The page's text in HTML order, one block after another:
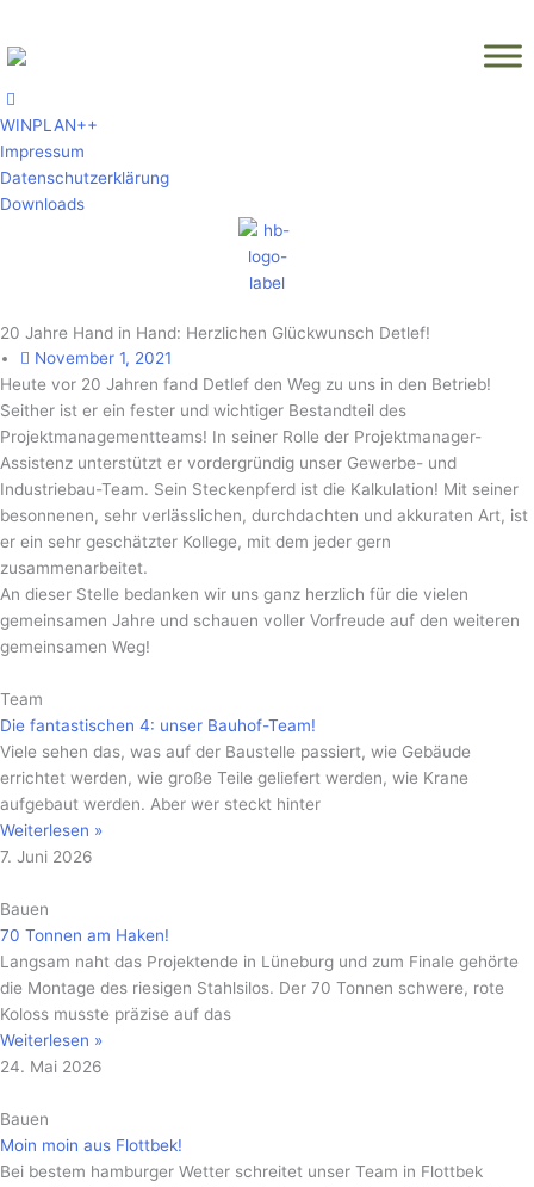
springen
WINPLAN++
Impressum
Datenschutzerklärung
Downloads
20 Jahre Hand in Hand: Herzlichen Glückwunsch Detlef!
November 1, 2021
Heute vor 20 Jahren fand Detlef den Weg zu uns in den Betrieb!
Seither ist er ein fester und wichtiger Bestandteil des
Projektmanagementteams! In seiner Rolle der Projektmanager-
Assistenz unterstützt er vordergründig unser Gewerbe- und
Industriebau-Team. Sein Steckenpferd ist die Kalkulation! Mit seiner
besonnenen, sehr verlässlichen, durchdachten und akkuraten Art, ist
er ein sehr geschätzter Kollege, mit dem jeder gern
zusammenarbeitet.
An dieser Stelle bedanken wir uns ganz herzlich für die vielen
gemeinsamen Jahre und schauen voller Vorfreude auf den weiteren
gemeinsamen Weg!
Team
Die fantastischen 4: unser Bauhof-Team!
Viele sehen das, was auf der Baustelle passiert, wie Gebäude
errichtet werden, wie große Teile geliefert werden, wie Krane
aufgebaut werden. Aber wer steckt hinter
Weiterlesen »
7. Juni 2026
Bauen
70 Tonnen am Haken!
Langsam naht das Projektende in Lüneburg und zum Finale gehörte
die Montage des riesigen Stahlsilos. Der 70 Tonnen schwere, rote
Koloss musste präzise auf das
Weiterlesen »
24. Mai 2026
Bauen
Moin moin aus Flottbek!
Bei bestem hamburger Wetter schreitet unser Team in Flottbek